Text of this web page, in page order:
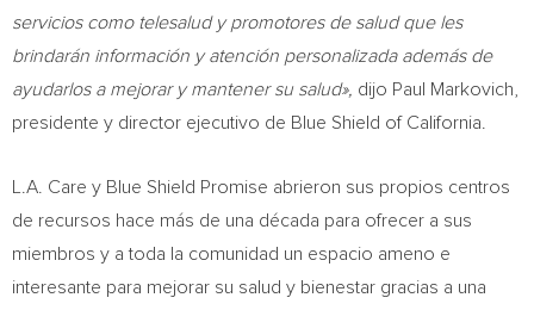
servicios como telesalud y promotores de salud que les
brindarán información y atención personalizada además de
ayudarlos a mejorar y mantener su salud», dijo Paul Markovich
presidente y director ejecutivo de Blue Shield of California
L.A. Care y Blue Shield Promise abrieron sus propios centros
de recursos hace más de una década para ofrecer a sus
miembros y a toda la comunidad un espacio ameno e
interesante para mejorar su salud y bienestar gracias a una